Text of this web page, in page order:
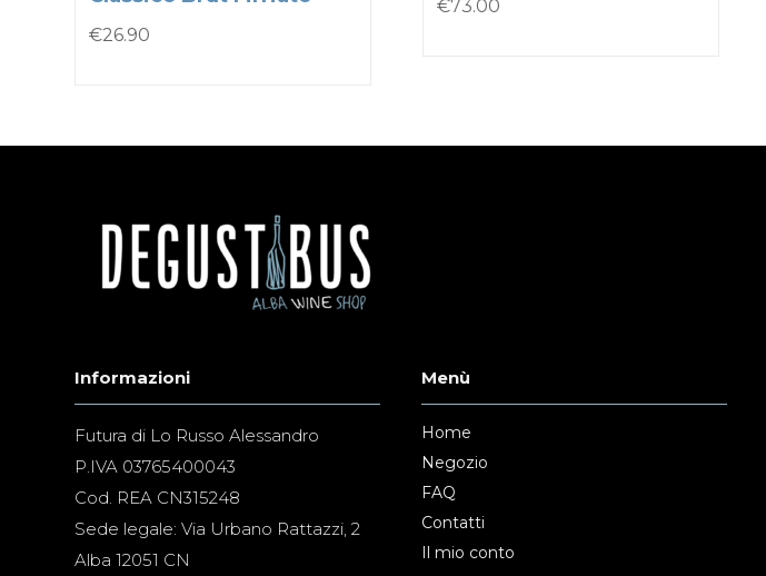
€26.90
€73.00
Informazioni
Futura di Lo Russo Alessandro
P.IVA 03765400043
Cod. REA CN315248
Sede legale: Via Urbano Rattazzi, 2
Alba 12051 CN
Menù
Home
Negozio
FAQ
Contatti
Il mio conto